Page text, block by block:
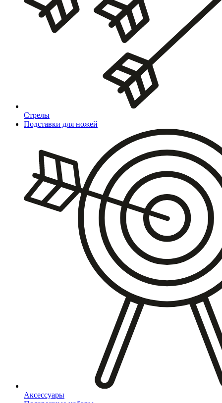
Стрелы
Подставки для ножей
Аксессуары